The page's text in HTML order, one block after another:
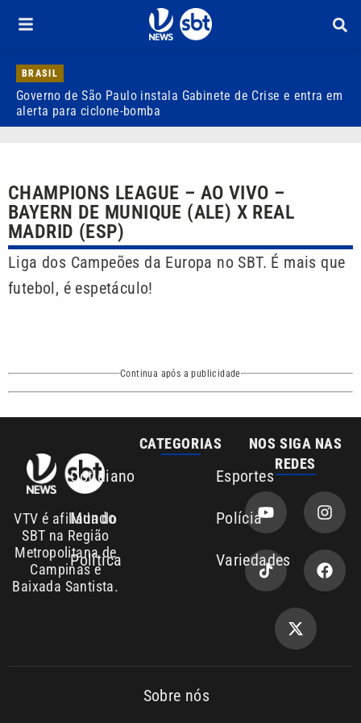
BRASIL
Governo de São Paulo instala Gabinete de Crise e entra em
alerta para ciclone-bomba
CHAMPIONS LEAGUE – AO VIVO –
BAYERN DE MUNIQUE (ALE) X REAL
MADRID (ESP)
Liga dos Campeões da Europa no SBT. É mais que
futebol, é espetáculo!
Continua após a publicidade
VTV é afiliada do
SBT na Região
Metropolitana de
Campinas e
Baixada Santista.
CATEGORIAS
Cotidiano Esportes
Mundo Polícia
Política Variedades
NOS SIGA NAS
REDES
Sobre nós